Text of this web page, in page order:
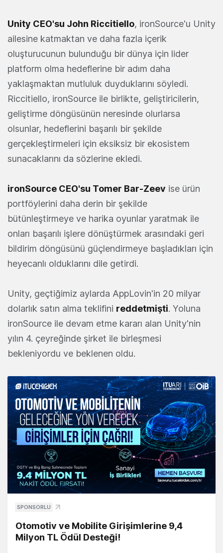
Unity CEO'su John Riccitiello, ironSource'u Unity
ailesine katmaktan ve daha fazla içerik
oluşturucunun bulunduğu bir dünya için lider
platform olma hedeflerine bir adım daha
yaklaşmaktan mutluluk duyduklarını söyledi.
Riccitiello, ironSource ile birlikte, geliştiricilerin,
geliştirme döngüsünün neresinde olurlarsa
olsunlar, hedeflerini başarılı bir şekilde
gerçekleştirmeleri için eksiksiz bir ekosistem
sunacaklarını da sözlerine ekledi.
ironSource CEO'su Tomer Bar-Zeev ise ürün
portföylerini daha derin bir şekilde
bütünleştirmeye ve harika oyunlar yaratmak ile
onları başarılı işlere dönüştürmek arasındaki geri
bildirim döngüsünü güçlendirmeye başladıkları için
heyecanlı olduklarını dile getirdi.
Unity, geçtiğimiz aylarda AppLovin'in 20 milyar
dolarlık satın alma teklifini reddetmişti. Yoluna
ironSource ile devam etme kararı alan Unity'nin
yılın 4. çeyreğinde şirket ile birleşmesi
bekleniyordu ve beklenen oldu.
SPONSORLU
Otomotiv ve Mobilite Girişimlerine 9,4
Milyon TL Ödül Desteği!